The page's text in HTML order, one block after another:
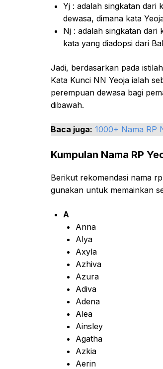
Yj : adalah singkatan dari
dewasa, dimana kata
Nj : adalah singkatan dari
kata yang diadopsi dari
Jadi, berdasarkan pada
Kata Kunci NN Yeoja ialah
perempuan dewasa bagi
dibawah.
Baca juga: 1000+ Nama RP
Kumpulan Nama RP
Berikut rekomendasi nama
gunakan untuk memainkan
A
Anna
Alya
Axyla
Azhiva
Azura
Adiva
Adena
Alea
Ainsley
Agatha
Azkia
Aerin